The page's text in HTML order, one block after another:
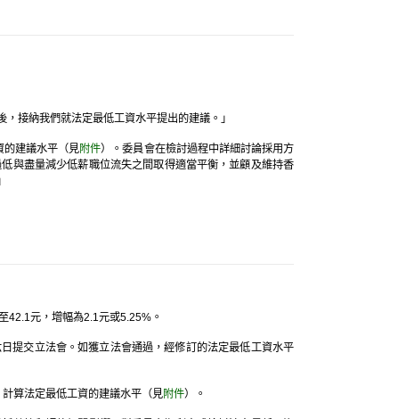
接納我們就法定最低工資水平提出的建議。」
的建議水平（見附件）。委員會在檢討過程中詳細討論採用方
與盡量減少低薪職位流失之間取得適當平衡，並顧及維持香
42.1元，增幅為2.1元或5.25%。
提交立法會。如獲立法會通過，經修訂的法定最低工資水平
算法定最低工資的建議水平（見附件）。